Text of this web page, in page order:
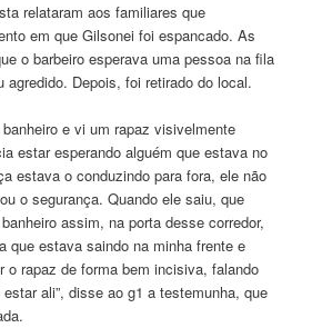
relataram aos familiares que
em que Gilsonei foi espancado. As
o barbeiro esperava uma pessoa na fila
agredido. Depois, foi retirado do local.
e vi um rapaz visivelmente
estar esperando alguém que estava no
estava o conduzindo para fora, ele não
o segurança. Quando ele saiu, que
assim, na porta desse corredor,
que estava saindo na minha frente e
o rapaz de forma bem incisiva, falando
ali”, disse ao g1 a testemunha, que